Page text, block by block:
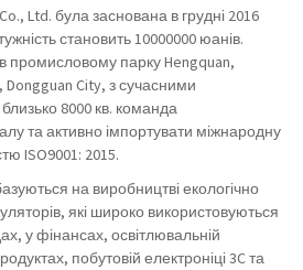
Ltd. була заснована в грудні 2016
становить 10000000 юанів.
промисловому парку Hengquan,
Dongguan City, з сучасними
8000 кв. команда
та активно імпортувати міжнародну
ISO9001: 2015.
на виробництві екологічно
які широко використовуються
у фінансах, освітлювальній
побутовій електроніці 3C та